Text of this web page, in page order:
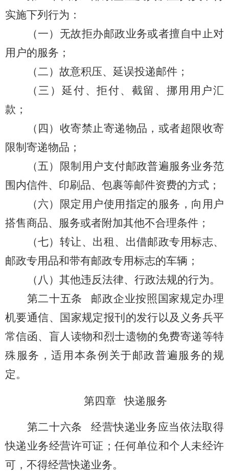
实施下列行为：
（一） 无故拒办邮政业务或者擅自中止对
用户的服务；
（二） 故意积压、延误投递邮件；
（三） 延付、拒付、截留、挪用用户汇
款；
（四）收寄禁止寄递物品，或者超限收寄
限制寄递物品；
（五） 限制用户支付邮政普遍服务业务范
围内信件、印刷品、包裹等邮件资费的方式；
（六） 限定用户使用指定的服务，向用户
搭售商品、服务或者附加其他不合理条件；
（七） 转让、出租、出借邮政专用标志、
邮政专用品和带有邮政专用标志的车辆；
（八）其他违反法律、行政法规的行为。
第二十五条 邮政企业按照国家规定办理
机要通信、国家规定报刊的发行以及义务兵平
常信函、盲人读物和烈士遗物的免费寄递等特
殊服务，适用本条例关于邮政普遍服务的规
定。
第四章 快递服务
第二十六条 经营快递业务应当依法取得
快递业务经营许可证；任何单位和个人未经许
可，不得经营快递业务。